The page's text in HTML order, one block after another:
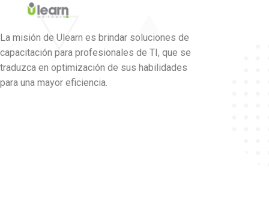
La misión de Ulearn es brindar soluciones de
capacitación para profesionales de TI, que se
traduzca en optimización de sus habilidades
para una mayor eficiencia.